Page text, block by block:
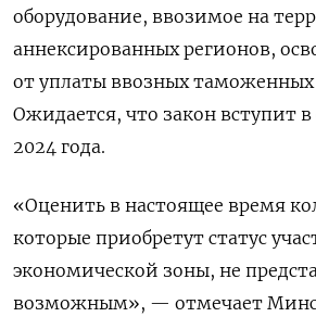
оборудование, ввозимое на
аннексированных регионов,
от уплаты ввозных
Ожидается, что закон вступит в
2024 года.
«Оценить в настоящее время
которые приобретут статус
экономической зоны, не
возможным», — отмечает